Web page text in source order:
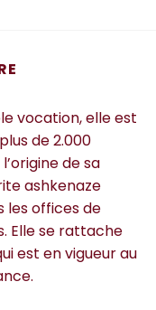
vocation, elle est
de 2.000
de sa
ashkenaze
les offices de
Elle se rattache
est en vigueur au